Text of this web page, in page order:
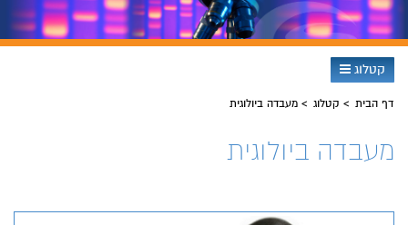
קטלוג
דף הבית קטלוג מעבדה ביולוגית
מעבדה ביולוגית